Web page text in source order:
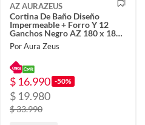
AZ AURAZEUS
Cortina De Baño Diseño
Impermeable + Forro Y 12
Ganchos Negro AZ 180 x 180
Cm
Por Aura Zeus
$ 16.990 -50%
$ 19.980
$ 33.990